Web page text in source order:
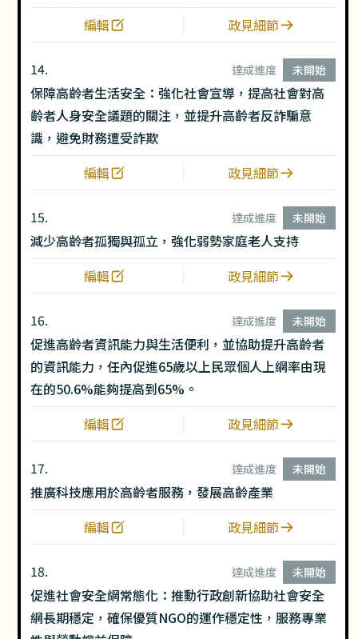
編輯
政見細節
14. 達成進度 未開始
保障高齡者生活安全：強化社會宣導，提高社會對高
齡者人身安全議題的關注，並提升高齡者反詐騙意
識，避免財務遭受詐欺
編輯
政見細節
15. 達成進度 未開始
減少高齡者孤獨與孤立，強化弱勢家庭老人支持
編輯
政見細節
16. 達成進度 未開始
促進高齡者資訊能力與生活便利，並協助提升高齡者
的資訊能力，任內促進65歲以上民眾個人上網率由現
在的50.6%能夠提高到65%。
編輯
政見細節
17. 達成進度 未開始
推廣科技應用於高齡者服務，發展高齡產業
編輯
政見細節
18. 達成進度 未開始
促進社會安全網常態化：推動行政創新協助社會安全
網長期穩定，確保優質NGO的運作穩定性，服務專業